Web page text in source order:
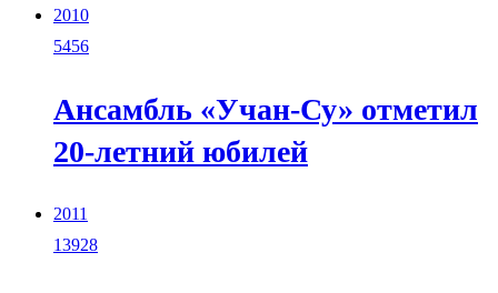
2010
5456
Ансамбль «Учан-Су» отметил
20-летний юбилей
2011
13928